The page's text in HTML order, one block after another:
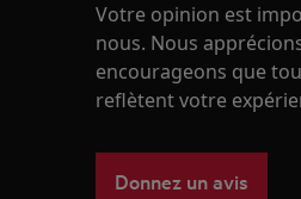
Votre opinion est
nous. Nous
encourageons que
reflètent votre
Donnez un avis